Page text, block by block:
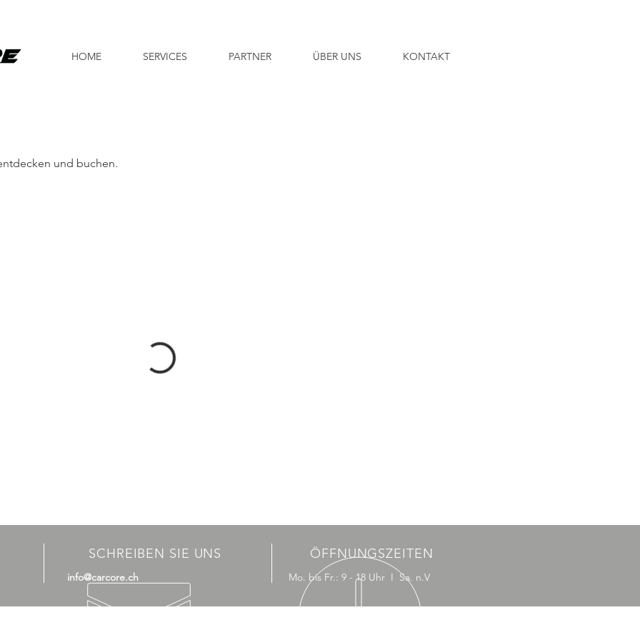
HOME SERVICES PARTNER ÜBER UNS KONTAKT
und buchen.
SCHREIBEN SIE UNS
info@carcore.ch
ÖFFNUNGSZEITEN
Mo. bis Fr.: 9 - 18 Uhr I Sa. n.V